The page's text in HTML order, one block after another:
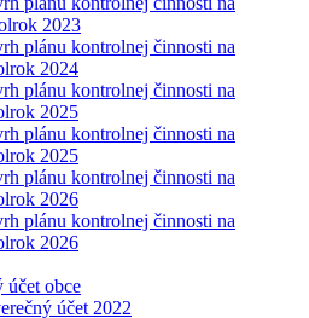
2023
plánu kontrolnej činnosti na
2024
plánu kontrolnej činnosti na
2025
plánu kontrolnej činnosti na
2025
plánu kontrolnej činnosti na
2026
plánu kontrolnej činnosti na
2026
účet obce
účet 2022